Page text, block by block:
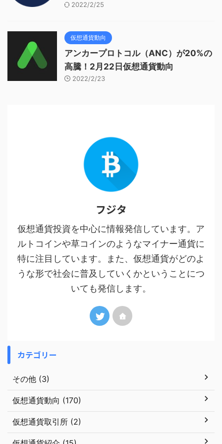
2022/2/25
仮想通貨動向
アンカープロトコル（ANC）が20%の
高騰！2月22日仮想通貨動向
2022/2/23
フジタ
仮想通貨投資を中心に情報発信しています。ア
ルトコインや草コインのようなマイナー通貨に
特に注目しています。また、仮想通貨がどのよ
うな形で社会に普及していくかということにつ
いても発信します。
カテゴリー
その他 (3)
仮想通貨動向 (170)
仮想通貨取引所 (2)